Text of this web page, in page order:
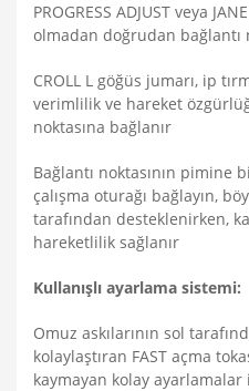
PROGRESS ADJUST veya
olmadan doğrudan bağlantı
CROLL L göğüs jumarı, ip
verimlilik ve hareket
noktasına bağlanır
Bağlantı noktasının pimine
çalışma oturağı bağlayın,
tarafından desteklenirken,
hareketlilik sağlanır
Kullanışlı ayarlama sistemi:
Omuz askılarının sol
kolaylaştıran FAST açma
kaymayan kolay